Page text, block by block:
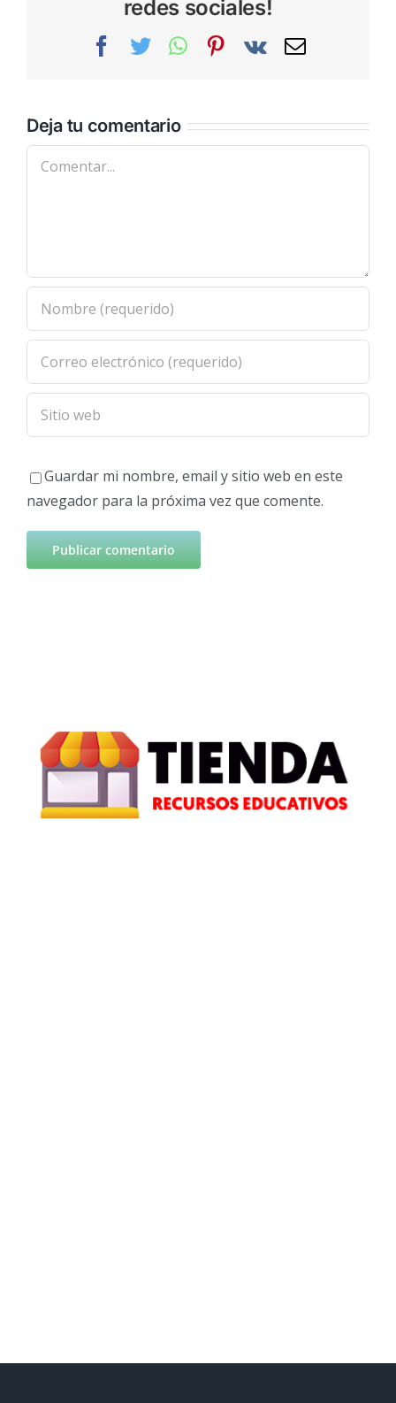
redes sociales!
Facebook
TwitterWhatsAppPinterest
Vk
Correo
Deja tu comentario
Comentar
Guardar mi nombre, email y sitio web en este
navegador para la próxima vez que comente.